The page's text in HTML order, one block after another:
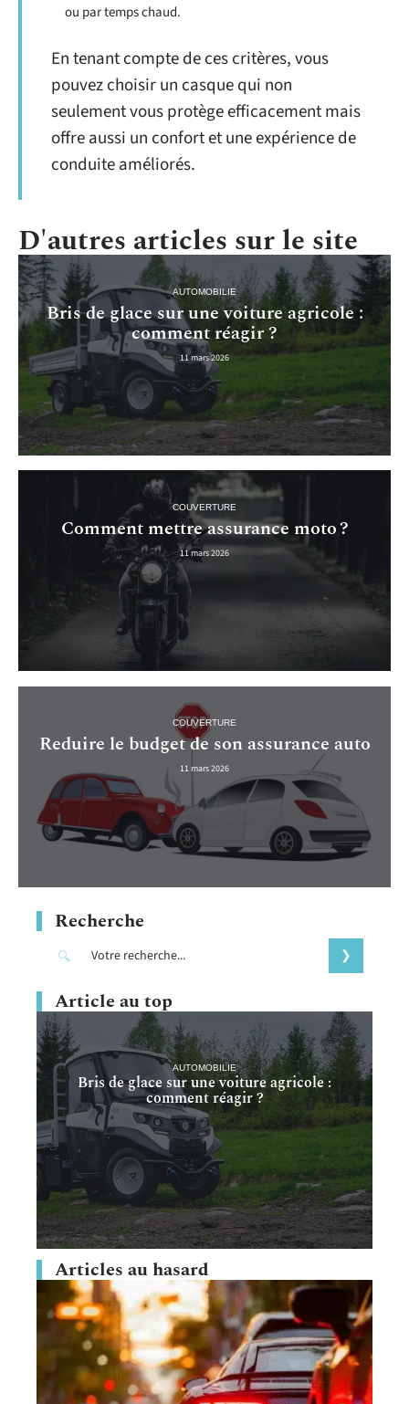
ou par temps chaud.
En tenant compte de ces critères, vous
pouvez choisir un casque qui non
seulement vous protège efficacement mais
offre aussi un confort et une expérience de
conduite améliorés.
D'autres articles sur le site
AUTOMOBILIE
Bris de glace sur une voiture agricole :
comment réagir ?
11 mars 2026
COUVERTURE
Comment mettre assurance moto ?
11 mars 2026
COUVERTURE
Reduire le budget de son assurance auto
11 mars 2026
Recherche
Article au top
AUTOMOBILIE
Bris de glace sur une voiture agricole :
comment réagir ?
Articles au hasard